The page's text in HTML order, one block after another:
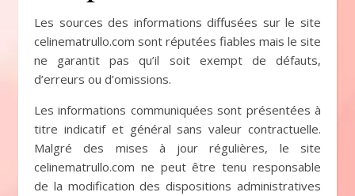
Les sources des informations diffusées sur le site
celinematrullo.com sont réputées fiables mais le site
ne garantit pas qu’il soit exempt de défauts,
d’erreurs ou d’omissions.
Les informations communiquées sont présentées à
titre indicatif et général sans valeur contractuelle.
Malgré des mises à jour régulières, le site
celinematrullo.com ne peut être tenu responsable
de la modification des dispositions administratives